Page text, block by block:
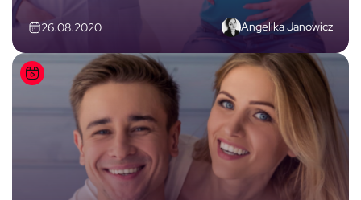
26.08.2020 Angelika Janowicz